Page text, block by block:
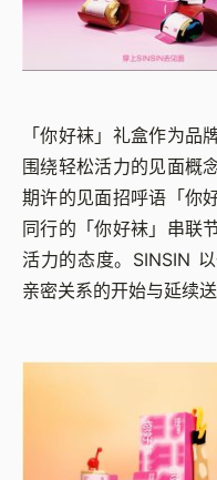
「你好袜」礼盒作为品
围绕轻松活力的见面概
期许的见面招呼语「你
同行的「你好袜」串联
活力的态度。SINSIN
亲密关系的开始与延续